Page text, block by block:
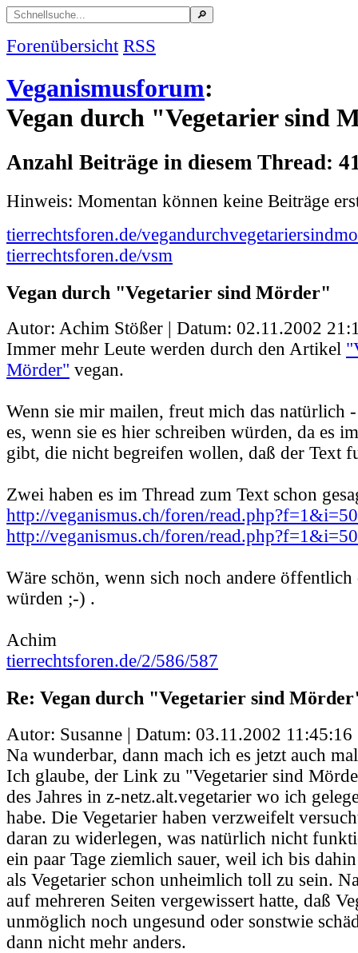
Forenübersicht RSS
Veganismusforum:
Vegan durch "Vegetarier sind
Anzahl Beiträge in diesem Thread:
Hinweis: Momentan können keine Beiträge
tierrechtsforen.de/
tierrechtsforen.de/vsm
Vegan durch "Vegetarier sind Mörder"
Autor: Achim Stößer | Datum: 02.11.2002
Immer mehr Leute werden durch den Artikel
Mörder" vegan.
Wenn sie mir mailen, freut mich das natürlich -
es, wenn sie es hier schreiben würden, da es
gibt, die nicht begreifen wollen, daß der Text
Zwei haben es im Thread zum Text schon
http://veganismus.ch/foren/
http://veganismus.ch/foren/
Wäre schön, wenn sich noch andere öffentlich
würden ;-) .
Achim
tierrechtsforen.de/2/586/587
Re: Vegan durch "Vegetarier sind
Autor: Susanne | Datum: 03.11.2002 11:45:16
Na wunderbar, dann mach ich es jetzt auch
Ich glaube, der Link zu "Vegetarier sind
des Jahres in z-netz.alt.vegetarier wo ich
habe. Die Vegetarier haben verzweifelt
daran zu widerlegen, was natürlich nicht
ein paar Tage ziemlich sauer, weil ich bis
als Vegetarier schon unheimlich toll zu sein.
auf mehreren Seiten vergewissert hatte, daß
unmöglich noch ungesund oder sonstwie
dann nicht mehr anders.